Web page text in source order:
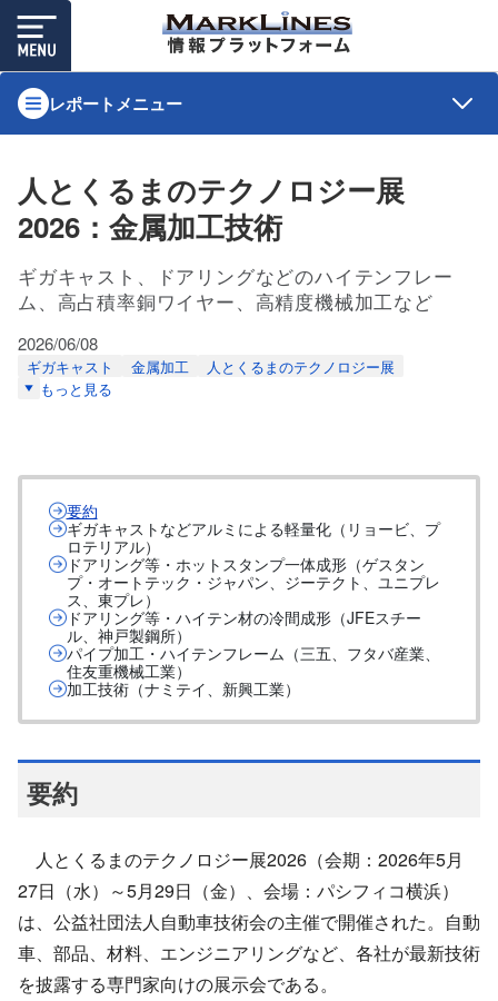
レポートメニュー
人とくるまのテクノロジー展
2026：金属加工技術
ギガキャスト、ドアリングなどのハイテンフレー
ム、高占積率銅ワイヤー、高精度機械加工など
2026/06/08
ギガキャスト 金属加工
人とくるまのテクノロジー展
もっと見る
要約
ギガキャストなどアルミによる軽量化（リョービ、プ
ロテリアル）
ドアリング等・ホットスタンプ一体成形（ゲスタン
プ・オートテック・ジャパン、ジーテクト、ユニプレ
ス、東プレ）
ドアリング等・ハイテン材の冷間成形（JFEスチー
ル、神戸製鋼所）
パイプ加工・ハイテンフレーム（三五、フタバ産業、
住友重機械工業）
加工技術（ナミテイ、新興工業）
要約
人とくるまのテクノロジー展2026（会期：2026年5月
27日（水）～5月29日（金）、会場：パシフィコ横浜）
は、公益社団法人自動車技術会の主催で開催された。自動
車、部品、材料、エンジニアリングなど、各社が最新技術
を披露する専門家向けの展示会である。